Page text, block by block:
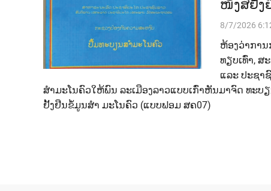
ໜັງສືຢັ້ງ
8/7/2026
ຫ້ອງວ່າກາ
ທຽບເທົ່າ, ສ
ແລະ ປະຊາ
ສຳມະໂນຄົວໃຫ້ພົນ ລະເມືອງລາວແບບເກົ່າຫັນມາຈົດ ທະ
ຢັ້ງຢືນຂໍ້ມູນສໍາ ມະໂນຄົວ (ແບບຟອມ ສຄ07)